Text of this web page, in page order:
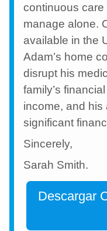
continuous
manage alone.
available in the
Adam’s home
disrupt his
family’s
income, and his
significant
Sincerely,
Sarah Smith.
Descargar